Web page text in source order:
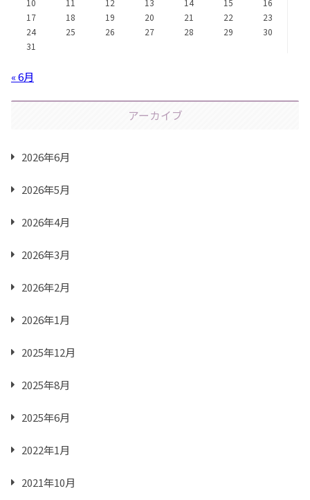
17
18 19 20 21 22
23
24
25 26 27 28 29
30
31
« 6月
アーカイブ
2026年6月
2026年5月
2026年4月
2026年3月
2026年2月
2026年1月
2025年12月
2025年8月
2025年6月
2022年1月
2021年10月